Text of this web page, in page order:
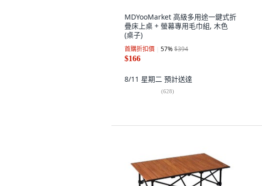
MDYooMarket 高級多用途一鍵式折
疊床上桌 + 螢幕專用毛巾組, 木色
(桌子)
首購折扣價 57%$394
$166
8/11 星期二 預計送達
(628)